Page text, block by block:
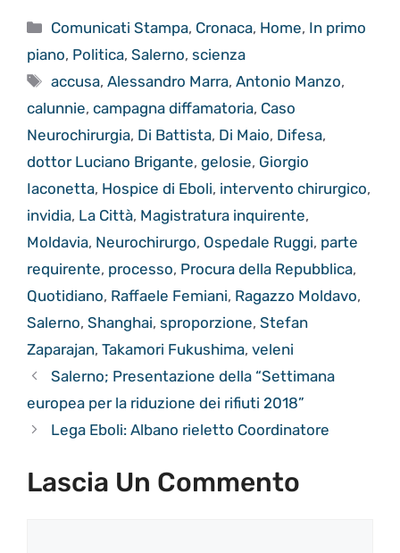
Categorie
Comunicati Stampa, Cronaca, Home, In primo
piano, Politica, Salerno, scienza
Tag
accusa,Alessandro Marra,Antonio Manzo,
calunnie, campagna diffamatoria, Caso
Neurochirurgia, Di Battista, Di Maio, Difesa,
dottor Luciano Brigante, gelosie, Giorgio
Iaconetta, Hospice di Eboli, intervento chirurgico,
invidia, La Città, Magistratura inquirente,
Moldavia, Neurochirurgo, Ospedale Ruggi, parte
requirente, processo, Procura della Repubblica,
Quotidiano, Raffaele Femiani, Ragazzo Moldavo,
Salerno, Shanghai, sproporzione, Stefan
Zaparajan, Takamori Fukushima, veleni
Salerno; Presentazione della “Settimana
europea per la riduzione dei rifiuti 2018”
Lega Eboli: Albano rieletto Coordinatore
Lascia Un Commento